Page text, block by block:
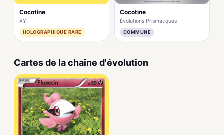
Cocotine
XY
HOLOGRAPHIQUE RARE
Cocotine
Évolutions Prismatiques
COMMUNE
Cartes de la chaîne d'évolution